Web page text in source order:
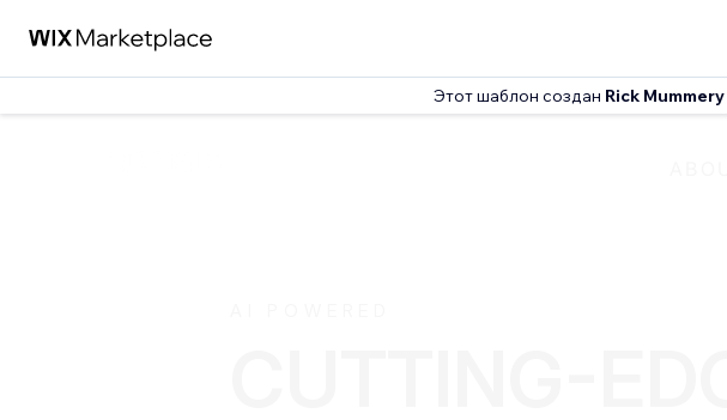
Этот шаблон создан Rick Mummery